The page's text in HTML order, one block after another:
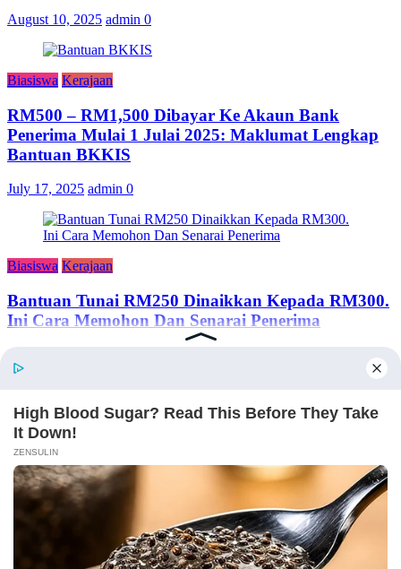
August 10, 2025 admin 0
Biasiswa Kerajaan
RM500 – RM1,500 Dibayar Ke Akaun Bank
Penerima Mulai 1 Julai 2025: Maklumat Lengkap
Bantuan BKKIS
July 17, 2025 admin 0
Biasiswa Kerajaan
Bantuan Tunai RM250 Dinaikkan Kepada RM300.
Ini Cara Memohon Dan Senarai Penerima
Semakan Bantuan adalah portal semakan untuk rakyat Malaysia,
merangkumi kerajaan, swasta dan sebagainya.